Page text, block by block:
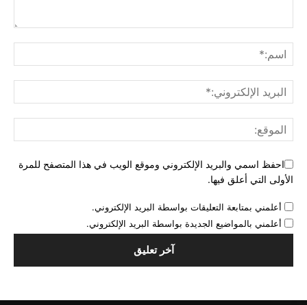
احفظ اسمي والبريد الإلكتروني وموقع الويب في هذا المتصفح للمرة
الأولى التي أعلق فيها.
أعلمني بمتابعة التعليقات بواسطة البريد الإلكتروني.
أعلمني بالمواضيع الجديدة بواسطة البريد الإلكتروني.